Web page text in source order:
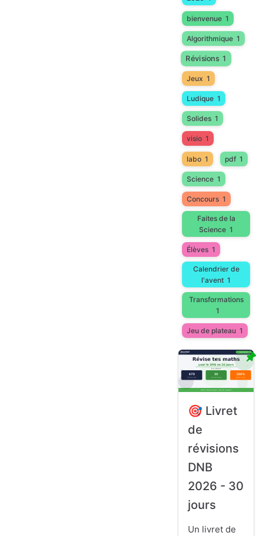
bienvenue 1
Algorithmique 1
Révisions 1
Jeux 1
Ludique 1
Solides 1
visio 1
labo 1 pdf 1
Science 1
Concours 1
Faites de la
Science 1
Élèves 1
Calendrier de
l'avent 1
Transformations
1
Jeu de plateau 1
🎯 Livret
de
révisions
DNB
2026 - 30
jours
Un livret de